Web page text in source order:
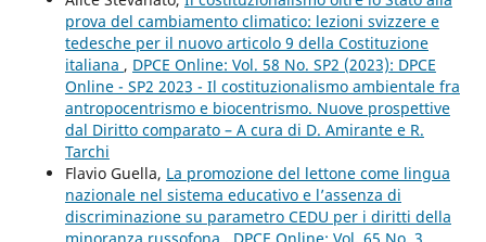
prova del cambiamento climatico: lezioni svizzere e
tedesche per il nuovo articolo 9 della Costituzione
italiana , DPCE Online: Vol. 58 No. SP2 (2023): DPCE
Online - SP2 2023 - Il costituzionalismo ambientale fra
antropocentrismo e biocentrismo. Nuove prospettive
dal Diritto comparato – A cura di D. Amirante e R.
Tarchi
Flavio Guella, La promozione del lettone come lingua
nazionale nel sistema educativo e l’assenza di
discriminazione su parametro CEDU per i diritti della